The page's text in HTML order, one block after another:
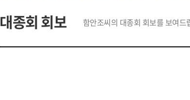
파계도
대종회 회보 함안조씨의 대종회 회보를 보여드